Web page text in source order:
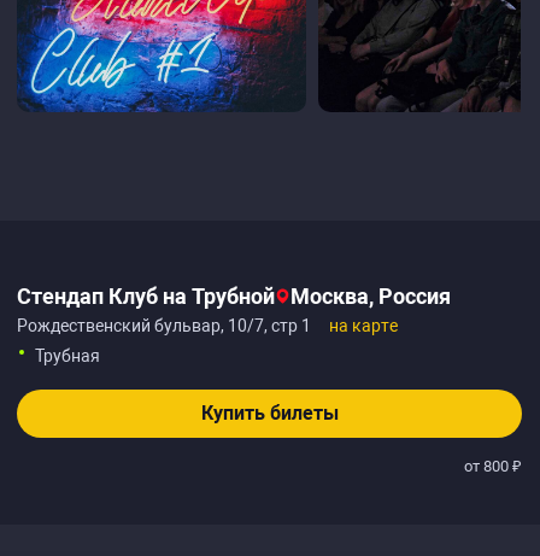
Стендап Клуб на Трубной Москва, Россия
Рождественский бульвар, 10/7, стр 1
на карте
Трубная
Купить билеты
от 800 ₽